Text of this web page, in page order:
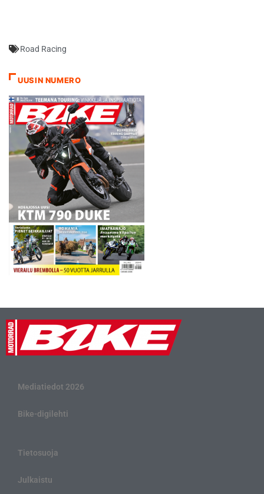
Road Racing
UUSIN NUMERO
Mediatiedot 2026
Bike-digilehti
Tietosuoja
Julkaistu